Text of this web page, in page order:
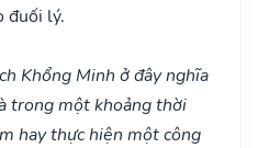
đuối lý.
Khổng Minh ở đây nghĩa
trong một khoảng thời
hay thực hiện một công